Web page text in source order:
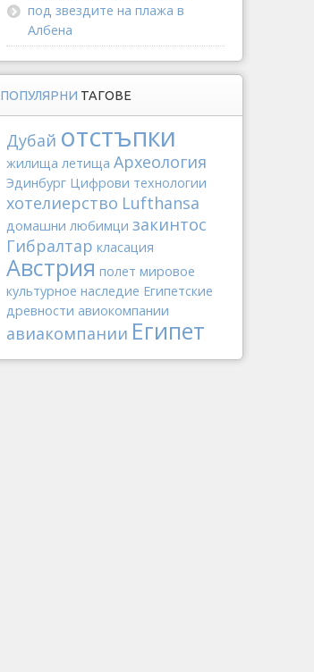
под звездите на плажа в
Албена
ПОПУЛЯРНИ ТАГОВЕ
Дубай отстъпки
жилища летища Археология
Эдинбург Цифрови технологии
хотелиерство Lufthansa
домашни любимци закинтос
Гибралтар класация
Австрия полет мировое
культурное наследие Египетские
древности авиокомпании
авиакомпании Египет